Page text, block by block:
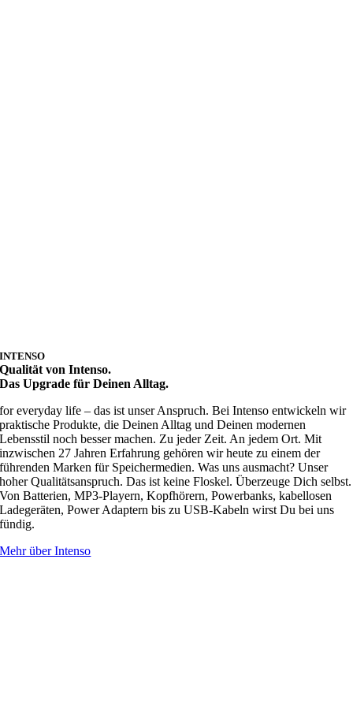
INTENSO
Qualität von Intenso.
Das Upgrade für Deinen Alltag.
for everyday life – das ist unser Anspruch. Bei Intenso entwickeln wir
praktische Produkte, die Deinen Alltag und Deinen modernen
Lebensstil noch besser machen. Zu jeder Zeit. An jedem Ort. Mit
inzwischen 27 Jahren Erfahrung gehören wir heute zu einem der
führenden Marken für Speichermedien. Was uns ausmacht? Unser
hoher Qualitätsanspruch. Das ist keine Floskel. Überzeuge Dich selbst.
Von Batterien, MP3-Playern, Kopfhörern, Powerbanks, kabellosen
Ladegeräten, Power Adaptern bis zu USB-Kabeln wirst Du bei uns
fündig.
Mehr über Intenso